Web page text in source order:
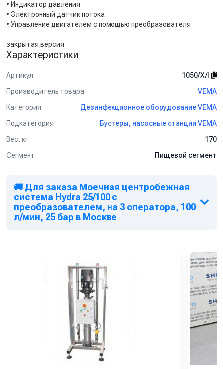
• Индикатор давления
• Электронный датчик потока
• Управление двигателем с помощью преобразователя
закрытая версия
Характеристики
Артикул
1050/X/I
Производитель товара
VEMA
Категория
Дезинфекционное оборудование VEMA
Подкатегория
Бустеры, насосные станции VEMA
Вес, кг
170
Сегмент
Пищевой сегмент
🚚 Для заказа Моечная центробежная
система Hydra 25/100 с
преобразователем, на 3 оператора, 100
л/мин, 25 бар в Москве